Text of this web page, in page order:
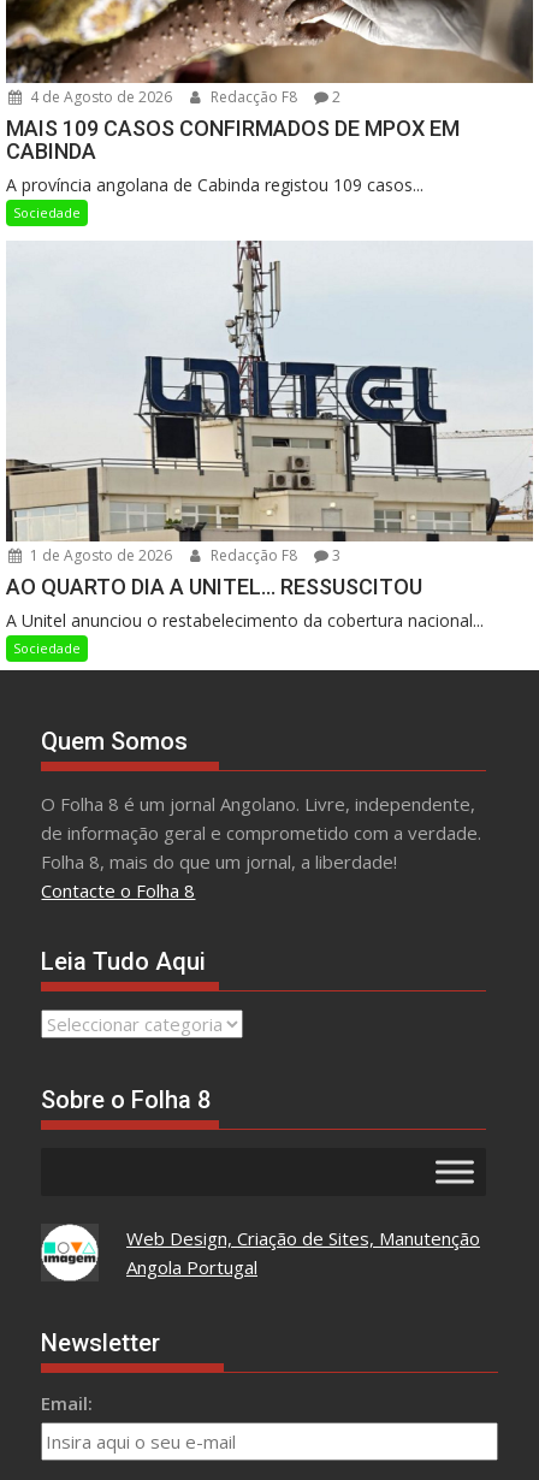
4 de Agosto de 2026 Redacção F8 2
MAIS 109 CASOS CONFIRMADOS DE MPOX EM
CABINDA
A província angolana de Cabinda registou 109 casos...
Sociedade
1 de Agosto de 2026 Redacção F8 3
AO QUARTO DIA A UNITEL… RESSUSCITOU
A Unitel anunciou o restabelecimento da cobertura nacional...
Sociedade
Quem Somos
O Folha 8 é um jornal Angolano. Livre, independente,
de informação geral e comprometido com a verdade.
Folha 8, mais do que um jornal, a liberdade!
Contacte o Folha 8
Leia Tudo Aqui
Leia
Sobre o Folha 8
Web Design, Criação de Sites, Manutenção
Angola Portugal
Newsletter
Email: